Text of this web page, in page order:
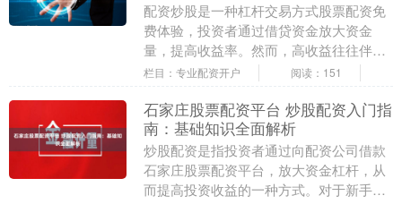
配资炒股是一种杠杆交易方式股票配资免
费体验，投资者通过借贷资金放大资金
量，提高收益率。然而，高收益往往伴随
着高风险。 问必选拥有完善的风控体系和
栏目：专业配资开户 阅读：151
石家庄股票配资平台 炒股配资入门指
南：基础知识全面解析
炒股配资是指投资者通过向配资公司借款
石家庄股票配资平台，放大资金杠杆，从
而提高投资收益的一种方式。对于新手投